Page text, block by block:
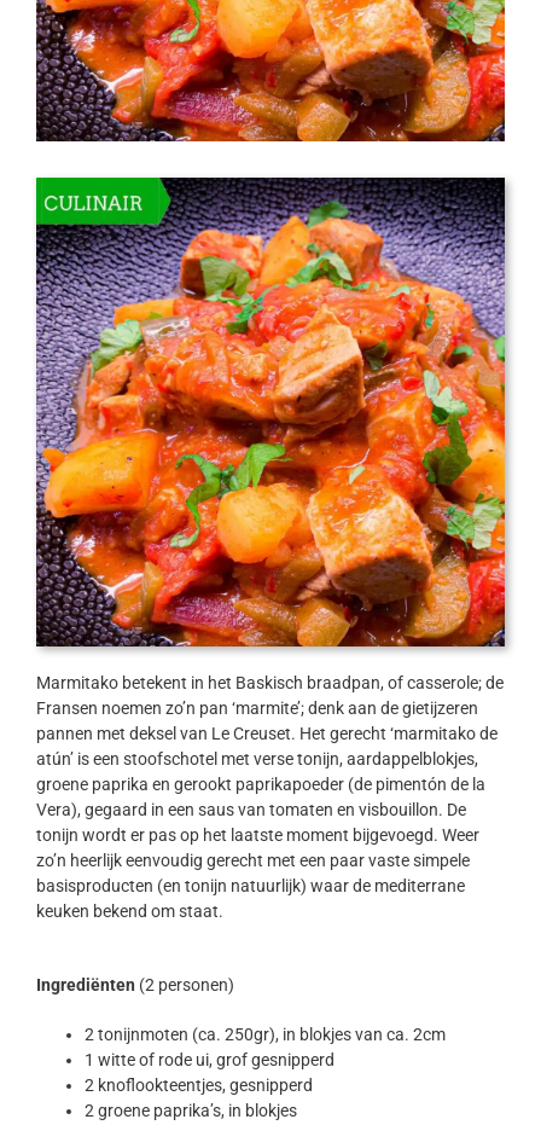
Marmitako betekent in het Baskisch braadpan, of casserole; de
Fransen noemen zo’n pan ‘marmite’; denk aan de gietijzeren
pannen met deksel van Le Creuset. Het gerecht ‘marmitako de
atún’ is een stoofschotel met verse tonijn, aardappelblokjes,
groene paprika en gerookt paprikapoeder (de pimentón de la
Vera), gegaard in een saus van tomaten en visbouillon. De
tonijn wordt er pas op het laatste moment bijgevoegd. Weer
zo’n heerlijk eenvoudig gerecht met een paar vaste simpele
basisproducten (en tonijn natuurlijk) waar de mediterrane
keuken bekend om staat.
Ingrediënten (2 personen)
2 tonijnmoten (ca. 250gr), in blokjes van ca. 2cm
1 witte of rode ui, grof gesnipperd
2 knoflookteentjes, gesnipperd
2 groene paprika’s, in blokjes